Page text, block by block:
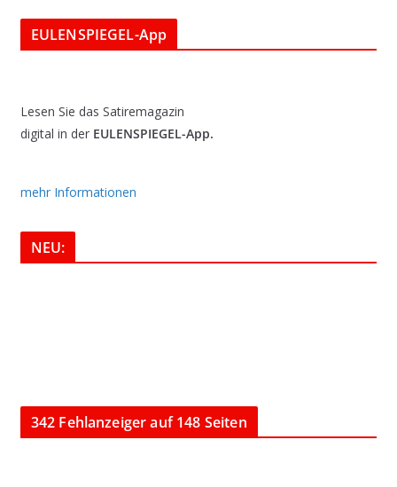
EULENSPIEGEL-App
Lesen Sie das Satiremagazin
digital in der EULENSPIEGEL-App.
mehr Informationen
NEU:
342 Fehlanzeiger auf 148 Seiten